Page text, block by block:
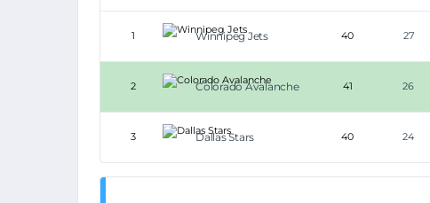
1 Winnipeg Jets 40 27
2 Colorado Avalanche 41 26
3 Dallas Stars 40 24